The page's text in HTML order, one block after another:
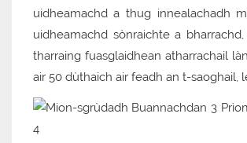
uidheamachd a thug innealachadh
uidheamachd sònraichte a
tharraing fuasglaidhean atharrachail
air 50 dùthaich air feadh an t-saoghail,